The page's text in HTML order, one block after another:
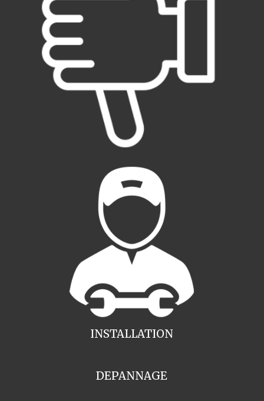
INSTALLATION
DEPANNAGE